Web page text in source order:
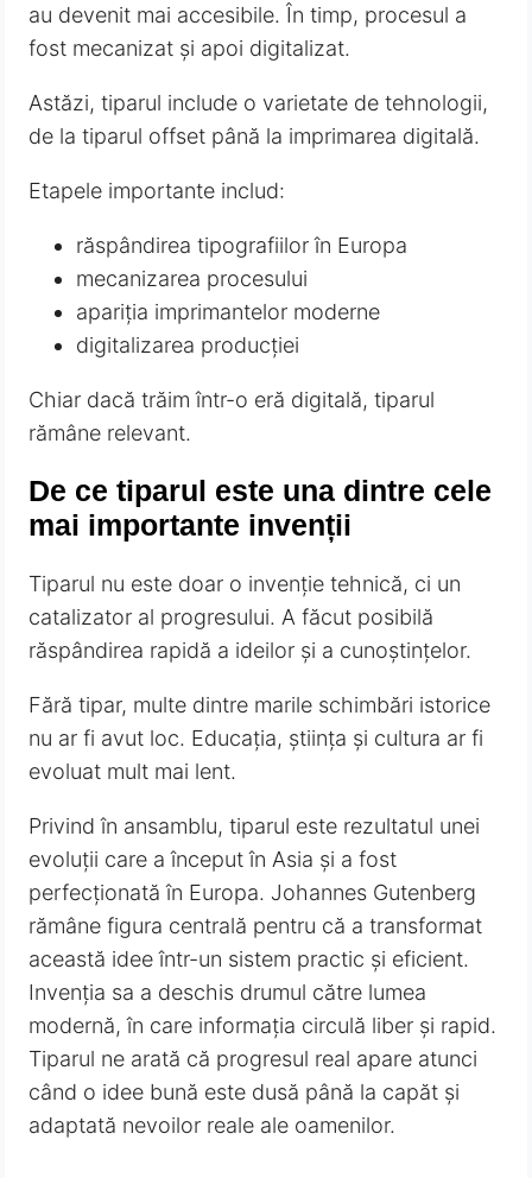
au devenit mai accesibile. În timp, procesul a
fost mecanizat și apoi digitalizat.
Astăzi, tiparul include o varietate de tehnologii,
de la tiparul offset până la imprimarea digitală.
Etapele importante includ:
răspândirea tipografiilor în Europa
mecanizarea procesului
apariția imprimantelor moderne
digitalizarea producției
Chiar dacă trăim într-o eră digitală, tiparul
rămâne relevant.
De ce tiparul este una dintre cele
mai importante invenții
Tiparul nu este doar o invenție tehnică, ci un
catalizator al progresului. A făcut posibilă
răspândirea rapidă a ideilor și a cunoștințelor.
Fără tipar, multe dintre marile schimbări istorice
nu ar fi avut loc. Educația, știința și cultura ar fi
evoluat mult mai lent.
Privind în ansamblu, tiparul este rezultatul unei
evoluții care a început în Asia și a fost
perfecționată în Europa. Johannes Gutenberg
rămâne figura centrală pentru că a transformat
această idee într-un sistem practic și eficient.
Invenția sa a deschis drumul către lumea
modernă, în care informația circulă liber și rapid.
Tiparul ne arată că progresul real apare atunci
când o idee bună este dusă până la capăt și
adaptată nevoilor reale ale oamenilor.